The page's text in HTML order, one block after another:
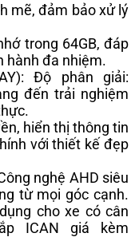
mẽ, đảm bảo xử lý
trong 64GB, đáp
hành đa nhiệm.
Độ phân giải:
đến trải nghiệm
hiển thị thông tin
với thiết kế đẹp
nghệ AHD siêu
từ mọi góc cạnh.
cho xe có cân
ICAN giá kèm